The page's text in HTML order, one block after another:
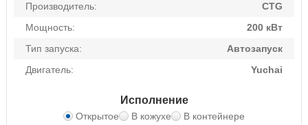
Производитель:
CTG
Мощность:
200 кВт
Тип запуска:
Автозапуск
Двигатель:
Yuchai
Исполнение
Открытое В кожухе В контейнере